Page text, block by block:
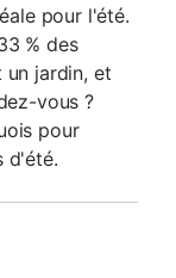
pour l'été.
% des
un jardin, et
vous ?
pour
d'été.